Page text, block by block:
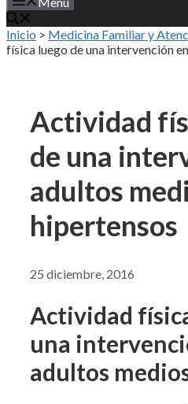
Inicio > Medicina Familiar y
física luego de una intervención
Actividad
de una
adultos
hipertensos
25 diciembre, 2016
Actividad
una
adultos